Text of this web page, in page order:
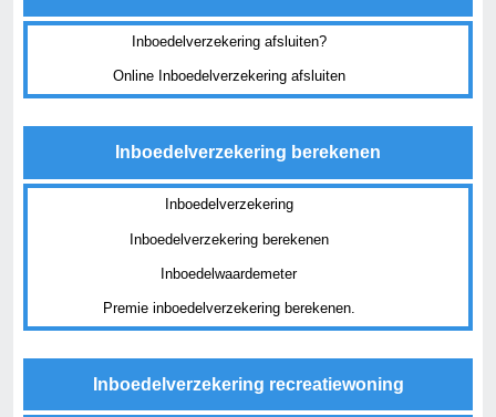
Inboedelverzekering afsluiten?
Online Inboedelverzekering afsluiten
Inboedelverzekering berekenen
Inboedelverzekering
Inboedelverzekering berekenen
Inboedelwaardemeter
Premie inboedelverzekering berekenen.
Inboedelverzekering recreatiewoning